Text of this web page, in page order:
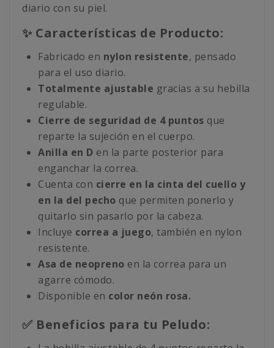
diario con su piel.
✨ Características de Producto:
Fabricado en nylon resistente, pensado
para el uso diario.
Totalmente ajustable gracias a su hebilla
regulable.
Cierre de seguridad de 4 puntos que
reparte la sujeción en el cuerpo.
Anilla en D en la parte posterior para
enganchar la correa.
Cuenta con cierre en la cinta del cuello y
en la del pecho que permiten ponerlo y
quitarlo sin pasarlo por la cabeza.
Incluye correa a juego, también en nylon
resistente.
Asa de neopreno en la correa para un
agarre cómodo.
Disponible en color neón rosa.
✅ Beneficios para tu Peludo: